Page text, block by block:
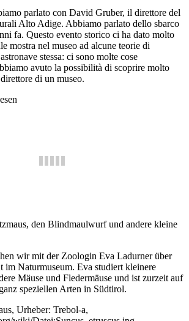
parlato con David Gruber, il direttore del
Alto Adige. Abbiamo parlato dello sbarco
fa. Questo evento storico ci ha dato molto
mostra nel museo ad alcune teorie di
stessa: ci sono molte cose
avuto la possibilità di scoprire molto
di un museo.
den Blindmaulwurf und andere kleine
wir mit der Zoologin Eva Ladurner über
im Naturmuseum. Eva studiert kleinere
Mäuse und Fledermäuse und ist zurzeit auf
speziellen Arten in Südtirol.
Urheber: Trebol-a,